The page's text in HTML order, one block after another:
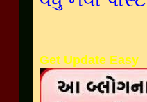
Get Update Easy